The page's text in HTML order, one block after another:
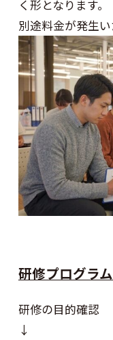
く形となります
別途料金が発生い
研修プログラ
研修の目的確認
↓